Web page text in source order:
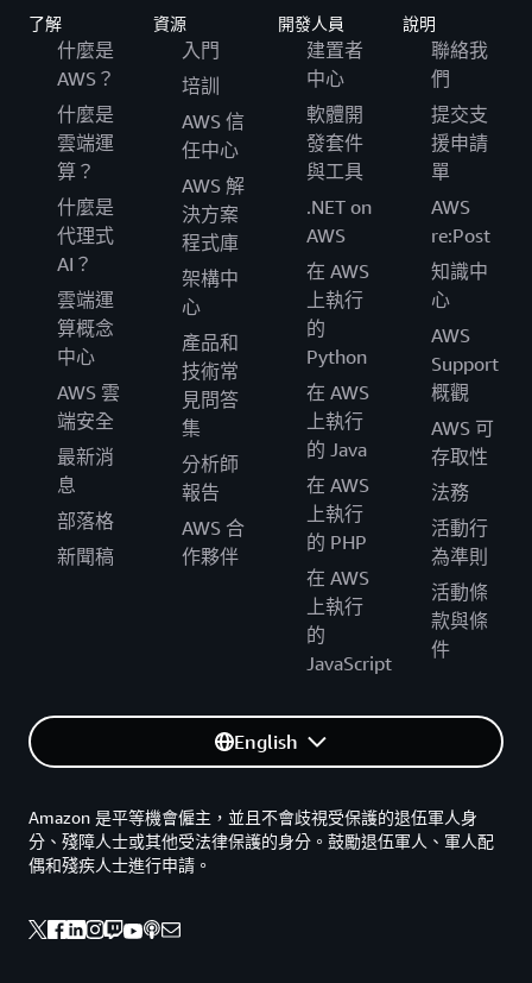
了解
什麼是
AWS？
什麼是
雲端運
算？
什麼是
代理式
AI？
雲端運
算概念
中心
AWS 雲
端安全
最新消
息
部落格
新聞稿
資源
入門
培訓
AWS 信
任中心
AWS 解
決方案
程式庫
架構中
心
產品和
技術常
見問答
集
分析師
報告
AWS 合
作夥伴
開發人員
建置者
中心
軟體開
發套件
與工具
.NET on
AWS
在 AWS
上執行
的
Python
在 AWS
上執行
的 Java
在 AWS
上執行
的 PHP
在 AWS
上執行
的
JavaScript
說明
聯絡我
們
提交支
援申請
單
AWS
re:Post
知識中
心
AWS
Support
概觀
AWS 可
存取性
法務
活動行
為準則
活動條
款與條
件
English
Amazon 是平等機會僱主，並且不會歧視受保護的退伍軍人身
分、殘障人士或其他受法律保護的身分。鼓勵退伍軍人、軍人配
偶和殘疾人士進行申請。